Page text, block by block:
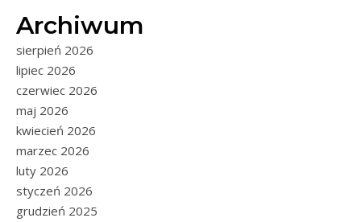
Archiwum
sierpień 2026
lipiec 2026
czerwiec 2026
maj 2026
kwiecień 2026
marzec 2026
luty 2026
styczeń 2026
grudzień 2025